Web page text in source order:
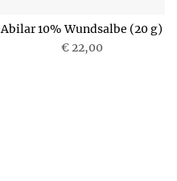
Abilar 10% Wundsalbe (20 g)
€ 22,00